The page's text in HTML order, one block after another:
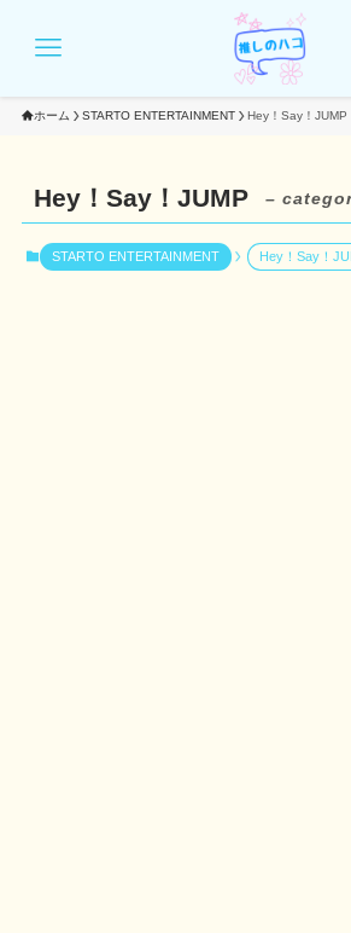
ホーム STARTO ENTERTAINMENT Hey！Say！JUMP
Hey！Say！JUMP –
STARTO ENTERTAINMENT Hey！Say！